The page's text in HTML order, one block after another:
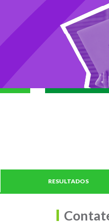
RESULTADOS